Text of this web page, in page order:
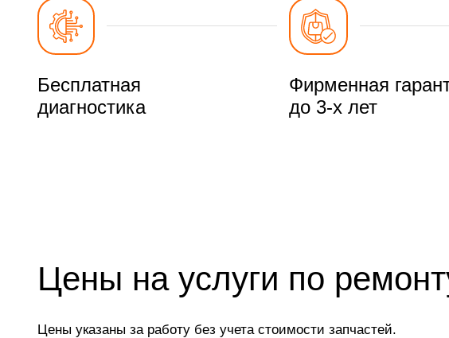
Бесплатная
диагностика
Фирменная
до 3-х лет
Цены на услуги по
Цены указаны за работу без учета стоимости запчастей.